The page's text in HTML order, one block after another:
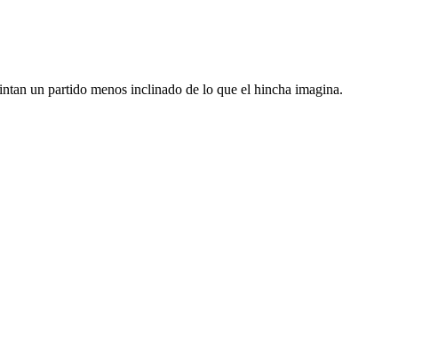
un partido menos inclinado de lo que el hincha imagina.